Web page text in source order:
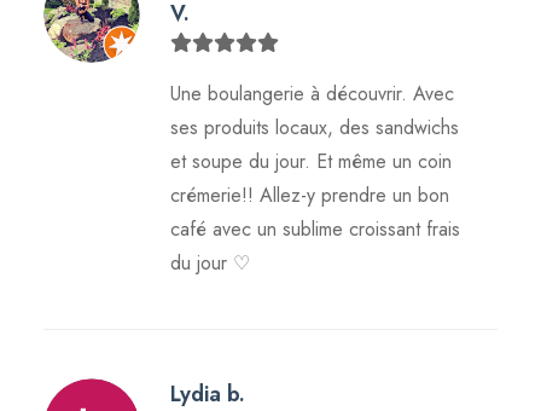
V.
Une boulangerie à découvrir. Avec
ses produits locaux, des sandwichs
et soupe du jour. Et même un coin
crémerie!! Allez-y prendre un bon
café avec un sublime croissant frais
du jour ♡
Lydia b.